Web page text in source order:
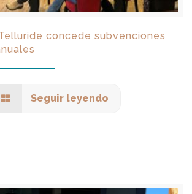
concede subvenciones
Seguir leyendo